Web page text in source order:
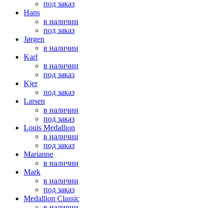
под заказ
Hans
в наличии
под заказ
Jørgen
в наличии
Karl
в наличии
под заказ
Kjer
под заказ
Larsen
в наличии
под заказ
Louis Medallion
в наличии
под заказ
Marianne
в наличии
Mark
в наличии
под заказ
Medallion Classic